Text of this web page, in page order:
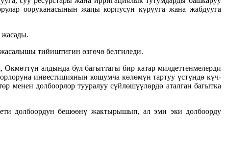
ооруканасынын жаңы корпусун курууга жана жабдууга
жасады.
тийиштигин өзгөчө белгиледи.
алдында бул багыттагы бир катар милдеттенмелерди
инвестициянын кошумча көлөмүн тартуу үстүндө күч-
менен долбоорлор тууралуу сүйлөшүүлөрдө аталган багытка
долбоордун бешөөнү жактырышып, ал эми эки долбоорду